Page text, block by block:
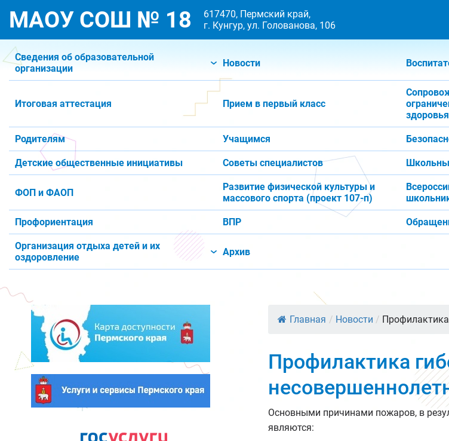
МАОУ СОШ № 18
617470, Пермский край,
г. Кунгур, ул. Голованова, 106
Сведения об образовательной
организации
Новости
Итоговая аттестация Прием в первый класс
здоровья
Родителям Учащимся
Детские общественные инициативы Советы специалистов
ФОП и ФАОП
Развитие физической культуры и
массового спорта (проект 107-п)
Профориентация ВПР
Организация отдыха детей и их
оздоровление
Архив
Главная / Новости /
Профилактика
Основными причинами пожаров, в
являются: